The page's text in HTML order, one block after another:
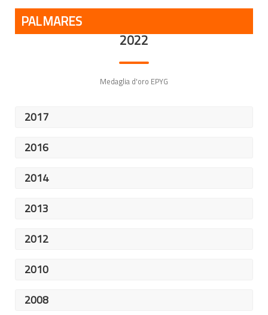
PALMARES
2022
Medaglia d'oro EPYG
2017
10° posto - Campionati del Mondo U23 Toronto (Canada)
2016
4° posto Campionati Europei U22 (Lignano Sabbiadoro, ITA)
2014
3° posto Campionati Europei U22 (Saragozza, SPA)
2013
8° posto Campionati del Mondo U23 (Adana, TUR)
2012
5° posto Campionati Europei U22 (Stoke Mandeville, GB)
2010
6° posto Campionati Europei U22 (Cantù, ITA)
2008